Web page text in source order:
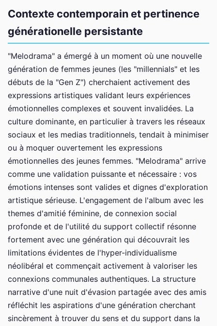
Contexte contemporain et pertinence
générationelle persistante
"Melodrama" a émergé à un moment où une nouvelle
génération de femmes jeunes (les "millennials" et les
débuts de la "Gen Z") cherchaient activement des
expressions artistiques validant leurs expériences
émotionnelles complexes et souvent invalidées. La
culture dominante, en particulier à travers les réseaux
sociaux et les medias traditionnels, tendait à minimiser
ou à moquer ouvertement les expressions
émotionnelles des jeunes femmes. "Melodrama" arrive
comme une validation puissante et nécessaire : vos
émotions intenses sont valides et dignes d'exploration
artistique sérieuse. L'engagement de l'album avec les
themes d'amitié féminine, de connexion social
profonde et de l'utilité du support collectif résonne
fortement avec une génération qui découvrait les
limitations évidentes de l'hyper-individualisme
néolibéral et commençait activement à valoriser les
connexions communales authentiques. La structure
narrative d'une nuit d'évasion partagée avec des amis
réfléchit les aspirations d'une génération cherchant
sincèrement à trouver du sens et du support dans la